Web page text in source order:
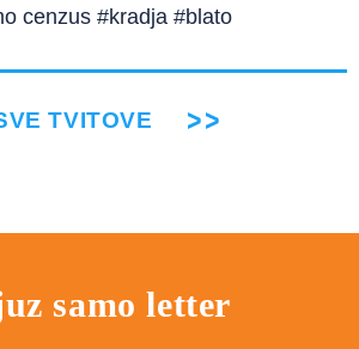
cenzus #kradja #blato
TVITOVE
samo letter